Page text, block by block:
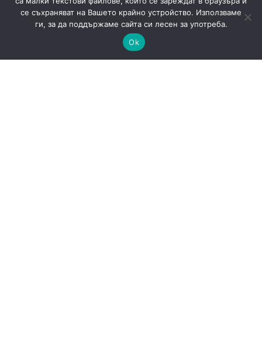
се съхраняват на Вашето крайно устройство. Използваме
ги, за да поддържаме сайта си лесен за употреба.
Ok